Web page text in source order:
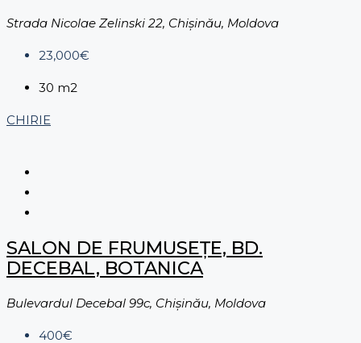
Strada Nicolae Zelinski 22, Chișinău, Moldova
23,000€
30 m2
CHIRIE
SALON DE FRUMUSEȚE, BD.
DECEBAL, BOTANICA
Bulevardul Decebal 99c, Chișinău, Moldova
400€